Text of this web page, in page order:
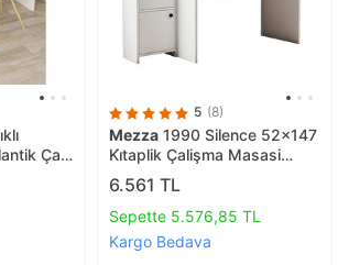
Çam
5 (8)
Mezza 1990 Silence 52x147
Ki̇taplik Çalişma Masasi
Takimi Beyaz
6.561 TL
Sepette 5.576,85 TL
Kargo Bedava